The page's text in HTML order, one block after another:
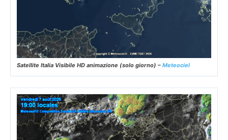
Satellite Italia Visibile HD animazione (solo giorno) – Meteociel